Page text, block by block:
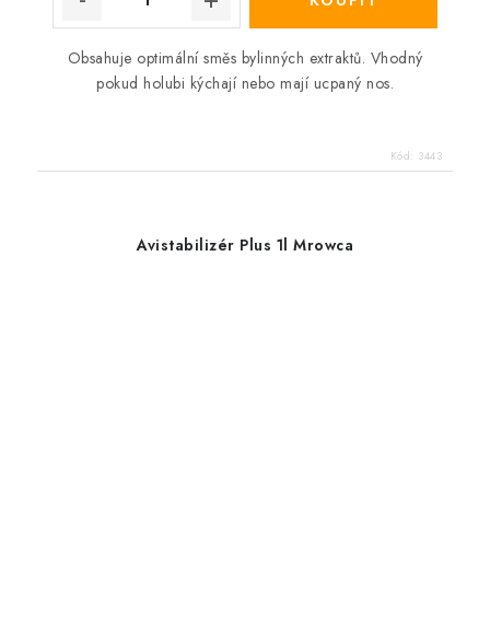
Obsahuje optimální směs bylinných extraktů. Vhodný
pokud holubi kýchají nebo mají ucpaný nos.
Kód: 3443
Avistabilizér Plus 1l Mrowca